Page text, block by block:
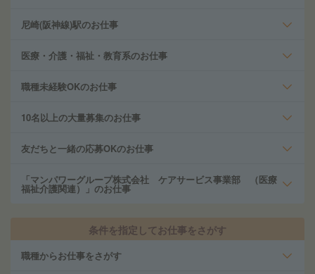
尼崎(阪神線)駅のお仕事
医療・介護・福祉・教育系のお仕事
職種未経験OKのお仕事
10名以上の大量募集のお仕事
友だちと一緒の応募OKのお仕事
「マンパワーグループ株式会社 ケアサービス事業部 （医療
福祉介護関連）」のお仕事
条件を指定してお仕事をさがす
職種からお仕事をさがす